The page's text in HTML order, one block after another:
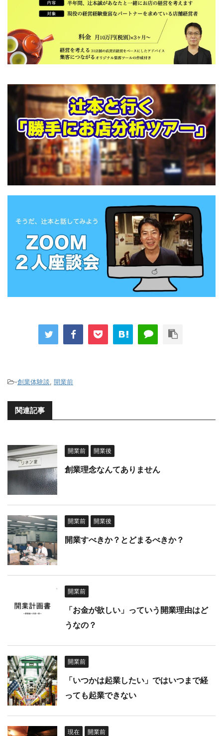
-創業体験談, 開業前
関連記事
開業前 開業後
創業理念なんてありません
開業前 開業後
開業すべきか？とどまるべきか？
開業前
「お金が欲しい」っていう開業理由はど
うなの？
開業前
「いつかは起業したい」ではいつまで経
っても起業できない
現在 開業前